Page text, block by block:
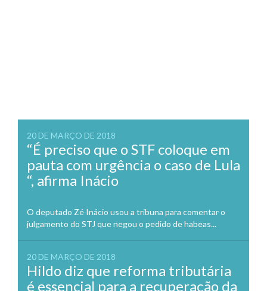
20 DE MARÇO DE 2018
“É preciso que o STF coloque em
pauta com urgência o caso de Lula
“, afirma Inácio
O deputado Zé Inácio usou a tribuna para comentar o
julgamento do STJ que negou o pedido de habeas...
20 DE MARÇO DE 2018
Hildo diz que reforma tributária
é essencial para a recuperação da